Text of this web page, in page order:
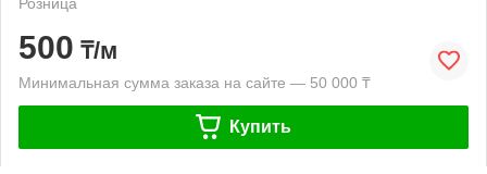
500 ₸/м
Минимальная сумма заказа на сайте — 50 000 ₸
Купить